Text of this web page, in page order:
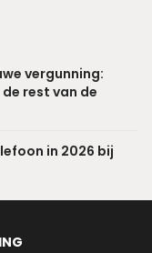
vergunning:
rest van de
in 2026 bij